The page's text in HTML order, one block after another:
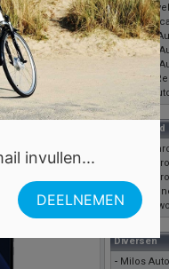
-
-Kreta
-Lesbos
- Rhodos
Rhodos
Samos
Kiklos
Onroerend
Corfu
Kreta
Kreta
-tweede
Diversen
- Milos
invullen...